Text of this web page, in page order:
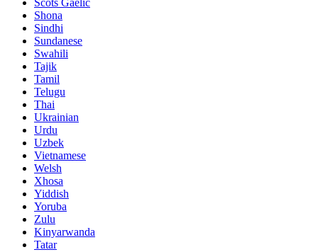
Scots Gaelic
Shona
Sindhi
Sundanese
Swahili
Tajik
Tamil
Telugu
Thai
Ukrainian
Urdu
Uzbek
Vietnamese
Welsh
Xhosa
Yiddish
Yoruba
Zulu
Kinyarwanda
Tatar